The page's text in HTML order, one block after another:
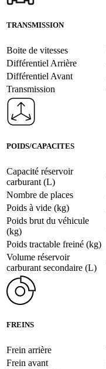
TRANSMISSION
Boite de vitesses
Différentiel Arrière
Différentiel Avant
Transmission
POIDS/CAPACITES
Capacité réservoir
carburant (L)
Nombre de places
Poids à vide (kg)
Poids brut du véhicule
(kg)
Poids tractable freiné (kg)
Volume réservoir
carburant secondaire (L)
FREINS
Frein arrière
Frein avant